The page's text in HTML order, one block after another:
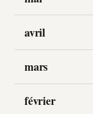
avril
mars
février